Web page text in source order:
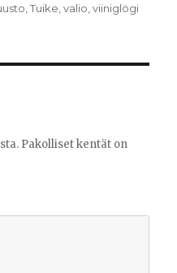
,Tuike ,valio ,viiniglögi
Pakolliset kentät on